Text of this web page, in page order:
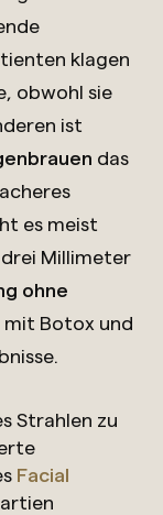
klagen
obwohl sie
ist
das
es meist
drei Millimeter
ohne
Botox und
Strahlen zu
Facial